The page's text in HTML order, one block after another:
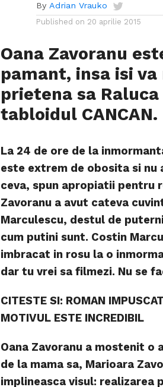
By Adrian Vrauko
Published on 20 aprilie 2015
Oana Zavoranu
pamant, insa isi
prietena sa
tabloidul CANCAN.
La 24 de ore de la
este extrem de obosita si nu
ceva, spun apropiatii pentru
Zavoranu a avut cateva
Marculescu, destul de
cum putini sunt. Costin
imbracat in rosu la o
dar tu vrei sa filmezi. Nu se
CITESTE SI: ROMAN
MOTIVUL ESTE INCREDIBIL
Oana Zavoranu a mostenit o
de la mama sa, Marioara
implineasca visul: realizarea